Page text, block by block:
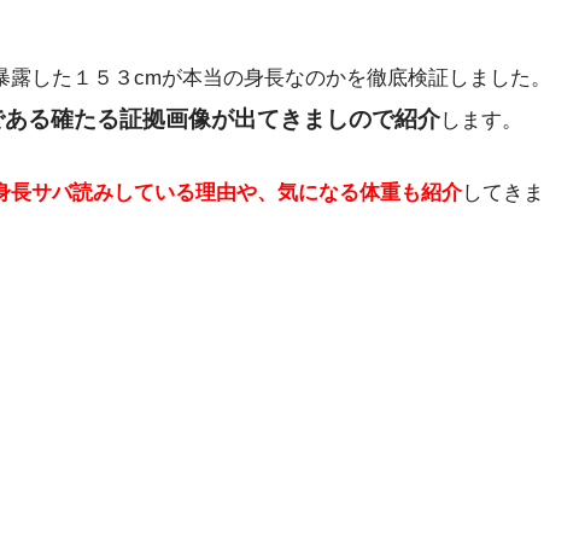
した１５３cmが本当の身長なのかを徹底検証しました。
る確たる証拠画像が出てきましので紹介します。
長サバ読みしている理由や、気になる体重も紹介してきま